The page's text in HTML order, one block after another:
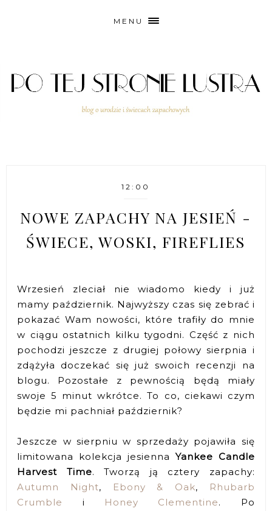
MENU
12:00
NOWE ZAPACHY NA JESIEŃ -
ŚWIECE, WOSKI, FIREFLIES
Wrzesień zleciał nie wiadomo kiedy i już
mamy październik. Najwyższy czas się zebrać i
pokazać Wam nowości, które trafiły do mnie
w ciągu ostatnich kilku tygodni. Część z nich
pochodzi jeszcze z drugiej połowy sierpnia i
zdążyła doczekać się już swoich recenzji na
blogu. Pozostałe z pewnością będą miały
swoje 5 minut wkrótce. To co, ciekawi czym
będzie mi pachniał październik?
Jeszcze w sierpniu w sprzedaży pojawiła się
limitowana kolekcja jesiennaYankee Candle
Harvest Time. Tworzą ją cztery zapachy:
Autumn Night, Ebony & Oak,
Rhubarb
Crumble
i Honey Clementine. Po